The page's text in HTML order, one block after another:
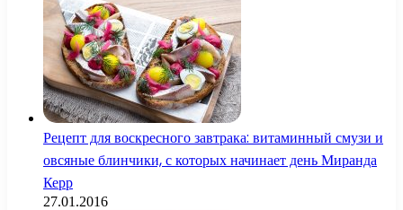
Рецепт для воскресного завтрака: витаминный смузи и
овсяные блинчики, с которых начинает день Миранда
Керр
27.01.2016